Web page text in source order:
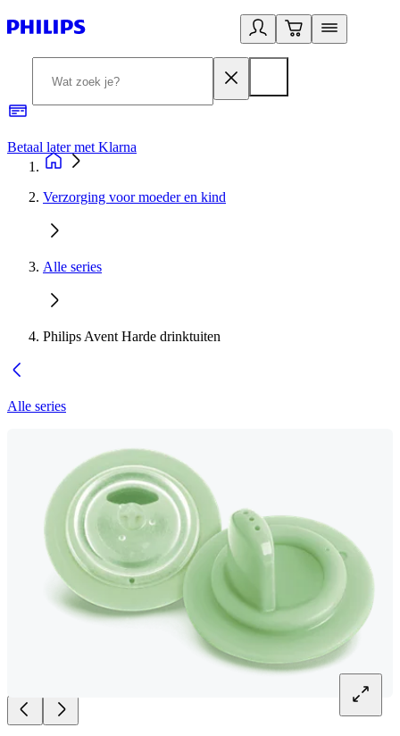
Betaal later met Klarna
Verzorging voor moeder en kind
Alle series
Philips Avent Harde drinktuiten
Alle series